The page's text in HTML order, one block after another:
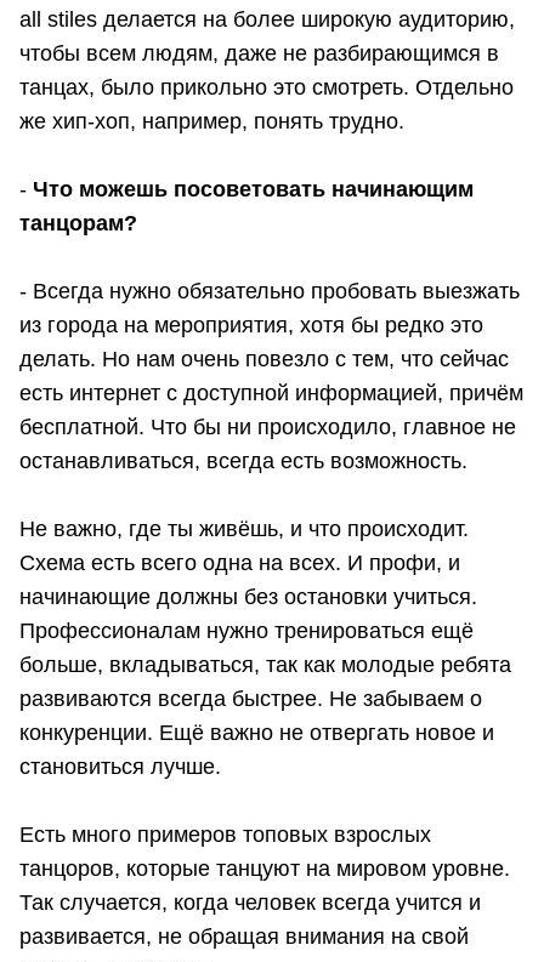
all stiles делается на более широкую аудиторию,
чтобы всем людям, даже не разбирающимся в
танцах, было прикольно это смотреть. Отдельно
же хип-хоп, например, понять трудно.
- Что можешь посоветовать начинающим
танцорам?
- Всегда нужно обязательно пробовать выезжать
из города на мероприятия, хотя бы редко это
делать. Но нам очень повезло с тем, что сейчас
есть интернет с доступной информацией, причём
бесплатной. Что бы ни происходило, главное не
останавливаться, всегда есть возможность.
Не важно, где ты живёшь, и что происходит.
Схема есть всего одна на всех. И профи, и
начинающие должны без остановки учиться.
Профессионалам нужно тренироваться ещё
больше, вкладываться, так как молодые ребята
развиваются всегда быстрее. Не забываем о
конкуренции. Ещё важно не отвергать новое и
становиться лучше.
Есть много примеров топовых взрослых
танцоров, которые танцуют на мировом уровне.
Так случается, когда человек всегда учится и
развивается, не обращая внимания на свой